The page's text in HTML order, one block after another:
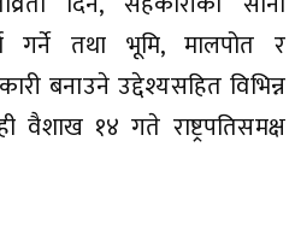
गर्ने तथा भूमि, मालपोत र
बनाउने उद्देश्यसहित विभिन्न
वैशाख १४ गते राष्ट्रपतिसमक्ष